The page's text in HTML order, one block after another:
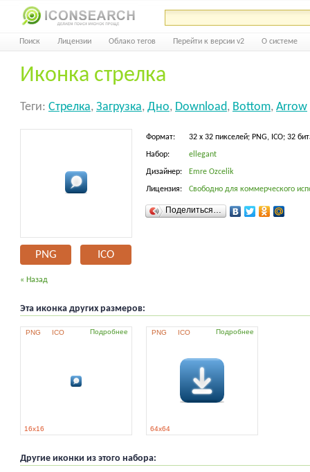
Поиск Лицензии Облако тегов Перейти к версии v2 О системе
Иконка стрелка
Теги: Стрелка, Загрузка, Дно, Download, Bottom, Arrow
PNG ICO
Формат: 32 x 32 пикселей; PNG, ICO; 32
Набор: ellegant
Дизайнер: Emre Ozcelik
Лицензия: Свободно для коммерческого
Поделиться…
« Назад
Эта иконка других размеров:
PNG ICO Подробнее
16x16
PNG ICO Подробнее
64x64
Другие иконки из этого набора: